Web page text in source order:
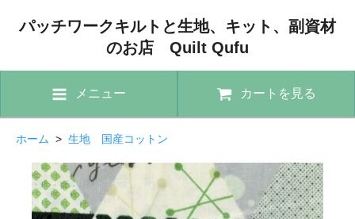
パッチワークキルトと生地、キット、副資材
のお店 Quilt Qufu
メニュー カートを見る
ホーム > 生地 国産コットン